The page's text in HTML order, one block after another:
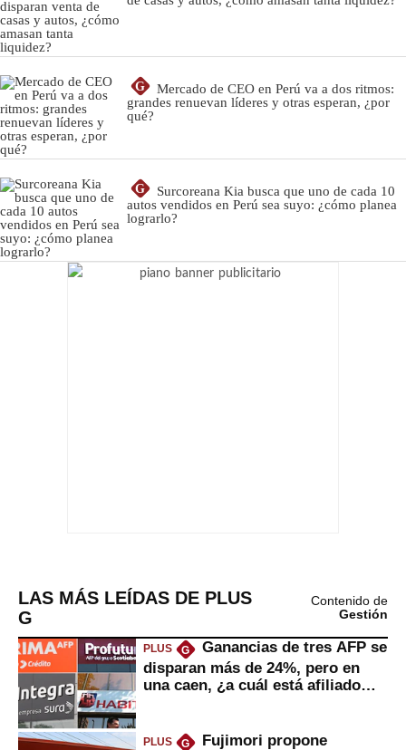
G
Mercado de CEO en Perú va a dos ritmos:
grandes renuevan líderes y otras esperan, ¿por
qué?
G
Surcoreana Kia busca que uno de cada 10
autos vendidos en Perú sea suyo: ¿cómo planea
lograrlo?
LAS MÁS LEÍDAS DE PLUS
G
Contenido de
Gestión
PLUS G
Ganancias de tres AFP se
disparan más de 24%, pero en
una caen, ¿a cuál está afiliado
PLUS G Fujimori propone